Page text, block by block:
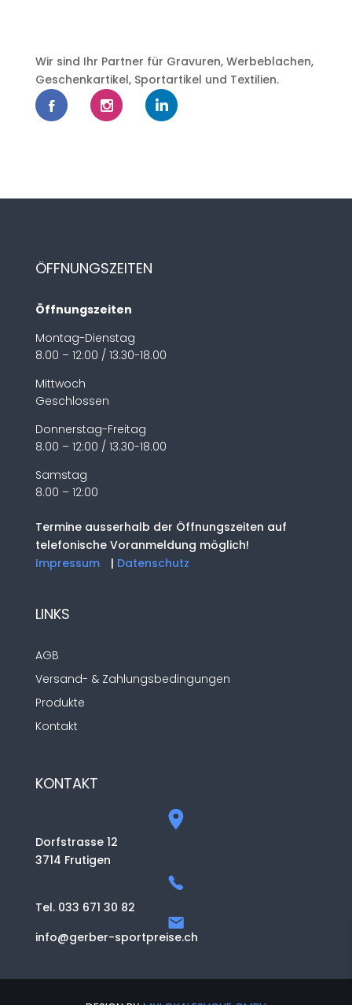
Wir sind Ihr Partner für Gravuren, Werbeblachen,
Geschenkartikel, Sportartikel und Textilien.
ÖFFNUNGSZEITEN
Öffnungszeiten
Montag-Dienstag
8.00 – 12:00 / 13.30-18.00
Mittwoch
Geschlossen
Donnerstag-Freitag
8.00 – 12:00 / 13.30-18.00
Samstag
8.00 – 12:00
Termine ausserhalb der Öffnungszeiten auf
telefonische Voranmeldung möglich!
Impressum
| Datenschutz
LINKS
AGB
Versand- & Zahlungsbedingungen
Produkte
Kontakt
KONTAKT
Dorfstrasse 12
3714 Frutigen
Tel. 033 671 30 82
info@gerber-sportpreise.ch